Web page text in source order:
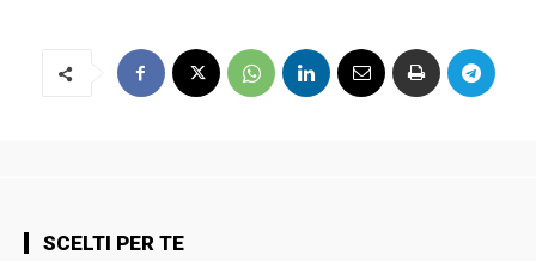
SCELTI PER TE